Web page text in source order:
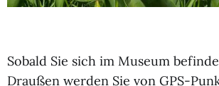
Sobald Sie sich im Museum
Draußen werden Sie von GPS-